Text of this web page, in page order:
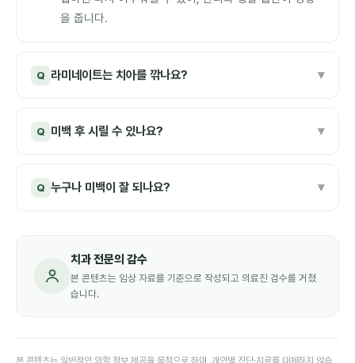
을 줍니다.
Q 라미네이트는 치아를 깎나요? ▾
Q 미백 후 시릴 수 있나요? ▾
Q 누구나 미백이 잘 되나요? ▾
치과 전문의 감수
본 콘텐츠는 임상 자료를 기준으로 작성되고 의료진 검수를 거쳤
습니다.
본 콘텐츠는 일반적인 의학 정보 제공을 목적으로 하며, 개인별 진단·치료를 대체하지 않습